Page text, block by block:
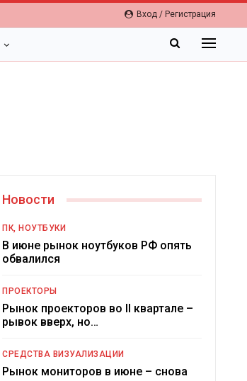
Вход / Регистрация
Новости
ПК, НОУТБУКИ
В июне рынок ноутбуков РФ опять
обвалился
ПРОЕКТОРЫ
Рынок проекторов во II квартале –
рывок вверх, но…
СРЕДСТВА ВИЗУАЛИЗАЦИИ
Рынок мониторов в июне – снова